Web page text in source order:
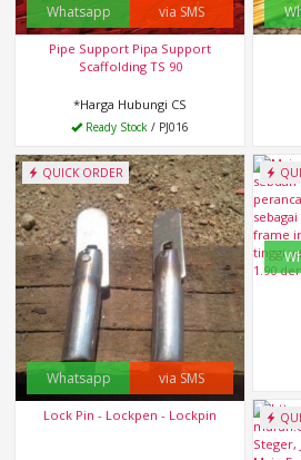
Whatsapp via SMS
Pipe Support Pipa Support
Scaffolding TS 90
*Harga Hubungi CS
Ready Stock / PJ016
QUICK ORDER
Whatsapp via SMS
Lock Pin - Lockpen - Lockpin